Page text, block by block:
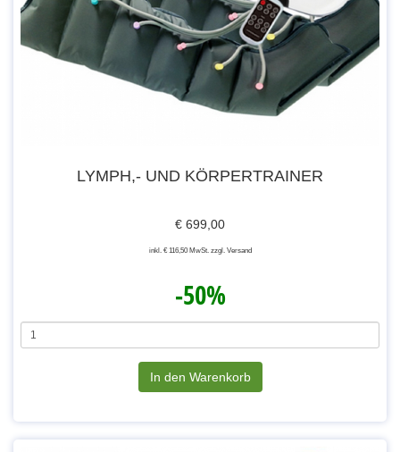
LYMPH,- UND KÖRPERTRAINER
€ 699,00
inkl. € 116,50 MwSt. zzgl. Versand
-50%
In den Warenkorb